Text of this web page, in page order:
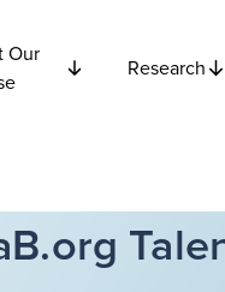
Our
Research